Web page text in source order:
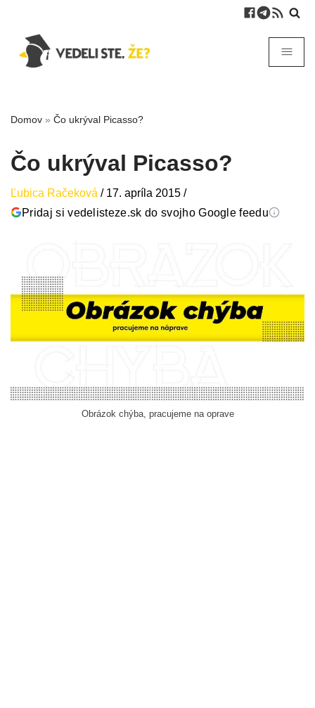
Domov » Čo ukrýval Picasso?
Čo ukrýval Picasso?
Ľubica Račeková / 17. apríla 2015 /
Pridaj si vedelisteze.sk do svojho Google feedu
Obrázok chýba, pracujeme na oprave